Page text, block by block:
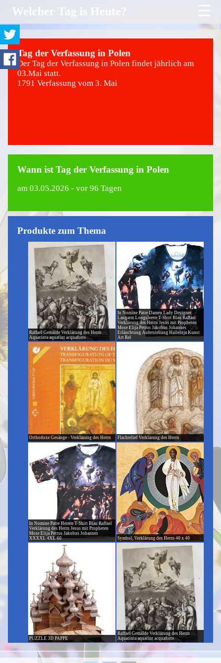
Welcher Tag is Heute? ☰
Tag der Verfassung in Polen
Der Tag der Verfassung in Polen findet jährlich am
03.Mai statt.
1791 Verfassung vom 3. Mai
Wann ist Tag der Verfassung in Polen
am 03.05.2026 - vor 96 Tagen
Produkte zum Thema
Raffael Gemälde Verklärung des Herrn
Aquatinta aquatint acquaforte
In Nomine Patre Damen Lady Designer
Langarm Longsleeve T-Shirt Blau Raffael
Verklärung des Herrn Jesus mit Propheten
Mose Elija Petrus Jakobus Johannes
Erläuchtung Auferstehung Halleluja Kunst
Art Rel
Orthodoxe Gesänge - Verklärung des Herrn Flachrelief Verklärung des Herrn
In Nomine Patre Herren T-Shirt Blau Raffael
Verklärung des Herrn Jesus mit Propheten
Mose Elija Petrus Jakobus Johannes
XXXXL 4XL 60
Symbol, Verklärung des Herrn 40 x 40
PUZZLE 3D PAPPE
Raffael Gemälde Verklärung des Herrn
Aquatinta aquatint acquaforte